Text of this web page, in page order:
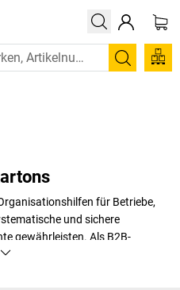
Suchen
für Betriebe,
und sichere
gewährleisten. Als B2B-
die den hohen